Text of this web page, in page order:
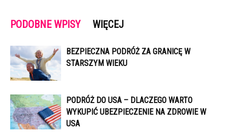
PODOBNE WPISY WIĘCEJ
BEZPIECZNA PODRÓŻ ZA GRANICĘ W
STARSZYM WIEKU
PODRÓŻ DO USA – DLACZEGO WARTO
WYKUPIĆ UBEZPIECZENIE NA ZDROWIE W
USA